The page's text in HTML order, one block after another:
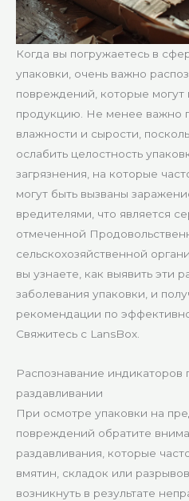
Когда вы погружаетесь в
упаковки, очень важно
повреждений, которые могут
продукцию. Не менее важно
влажности и сырости,
ослабить целостность
загрязнения, на которые
могут быть вызваны
вредителями, что является
отмеченной
сельскохозяйственной
вы узнаете, как выявить эти
заболевания упаковки, и
рекомендации по
Свяжитесь с LansBox.
Распознавание
раздавливании
При осмотре упаковки на
повреждений обратите
раздавливания, которые
вмятин, складок или
возникнуть в результате